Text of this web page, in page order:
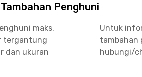
Penghuni
maks.
tergantung
dan ukuran
Untuk
tambahan
hubungi/